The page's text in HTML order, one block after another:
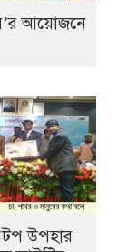
আয়োজনে
উপহার